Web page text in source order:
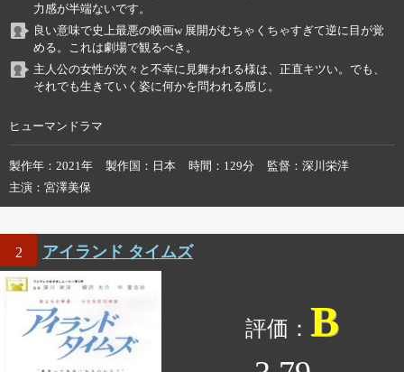
力感が半端ないです。
良い意味で史上最悪の映画w 展開がむちゃくちゃすぎて逆に目が覚
める。これは劇場で観るべき。
主人公の女性が次々と不幸に見舞われる様は、正直キツい。でも、
それでも生きていく姿に何かを問われる感じ。
ヒューマンドラマ
製作年 2021年 製作国 日本 時間 129分 監督
深川栄洋
主演
宮澤美保
2 アイランド タイムズ
B